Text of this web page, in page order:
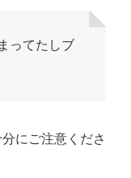
ってたしブ
にご注意くださ